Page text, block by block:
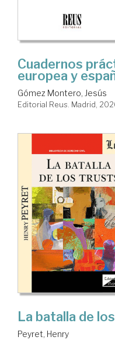
Cuadernos
europea y
Gómez Montero, Jesús
Editorial Reus. Madrid,
La batalla de
Peyret, Henry